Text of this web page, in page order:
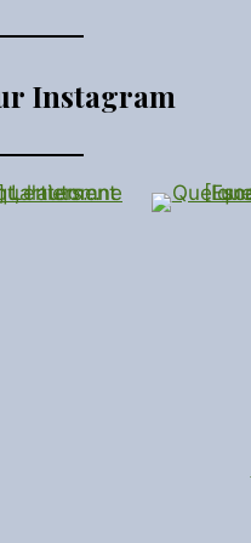
Instagram